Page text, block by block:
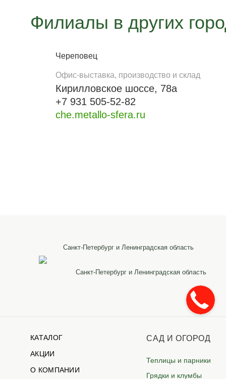
Филиалы в других
Череповец
Офис-выставка, производство и склад
Кирилловское шоссе, 78а
+7 931 505-52-82
che.metallo-sfera.ru
Санкт-Петербург и Ленинградская область
Санкт-Петербург и Ленинградская область
КАТАЛОГ
АКЦИИ
О КОМПАНИИ
САД И ОГОРОД
Теплицы и парники
Грядки и клумбы